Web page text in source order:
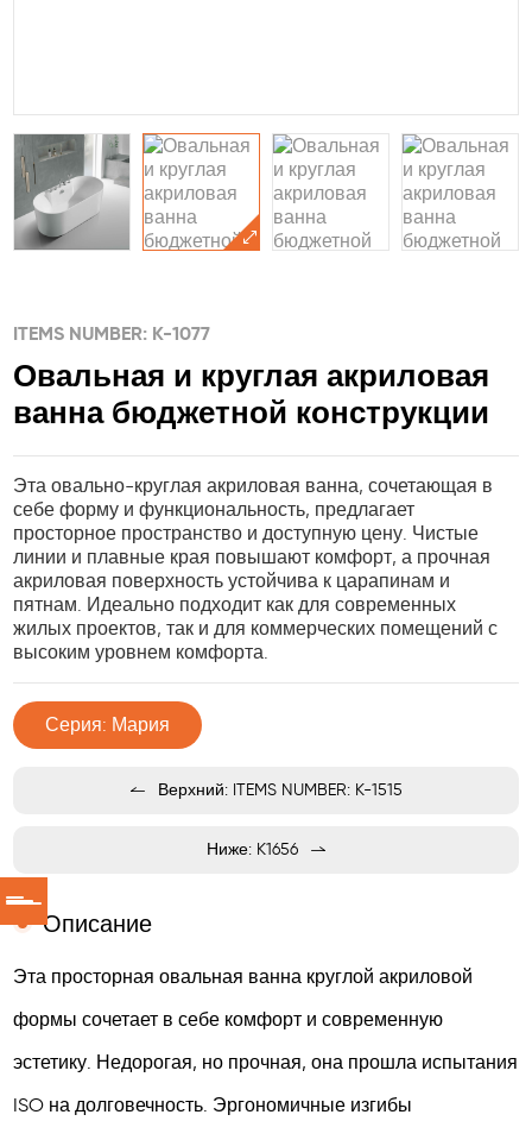
Овальная и круглая акриловая
ванна бюджетной конструкции
ITEMS NUMBER: K-1077
Эта овально-круглая акриловая ванна, сочетающая в
себе форму и функциональность, предлагает
просторное пространство и доступную цену. Чистые
линии и плавные края повышают комфорт, а прочная
акриловая поверхность устойчива к царапинам и
пятнам. Идеально подходит как для современных
жилых проектов, так и для коммерческих помещений с
высоким уровнем комфорта.
Серия: Мария
Верхний: ITEMS NUMBER: K-1515
Ниже: K1656
Описание
Эта просторная овальная ванна круглой акриловой
формы сочетает в себе комфорт и современную
эстетику. Недорогая, но прочная, она прошла испытания
ISO на долговечность. Эргономичные изгибы